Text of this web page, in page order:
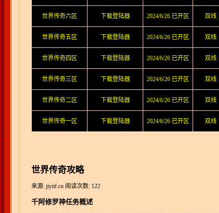
世界传奇六区 下载登陆器 2024/6/26 已开区 双线
世界传奇五区 下载登陆器 2024/6/26 已开区 双线
世界传奇四区 下载登陆器 2024/6/26 已开区 双线
世界传奇三区 下载登陆器 2024/6/26 已开区 双线
世界传奇二区 下载登陆器 2024/6/26 已开区 双线
世界传奇一区 下载登陆器 2024/6/26 已开区 双线
世界传奇攻略
来源: jiyitf.cn 阅读次数: 122
千阿修罗神任务概述